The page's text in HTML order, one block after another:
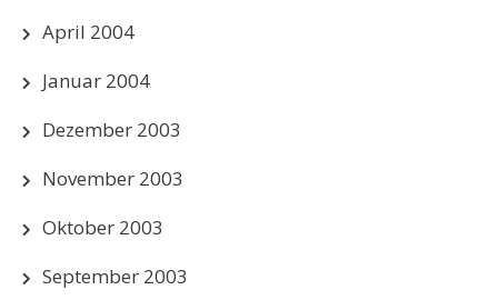
April 2004
Januar 2004
Dezember 2003
November 2003
Oktober 2003
September 2003